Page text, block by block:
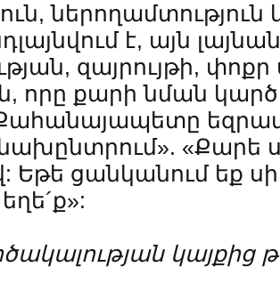
է, այն
զայրույթի, փոքր
որը քարի նման
նախընտրում». «Քարե
Եթե ցանկանում եք
կայքից